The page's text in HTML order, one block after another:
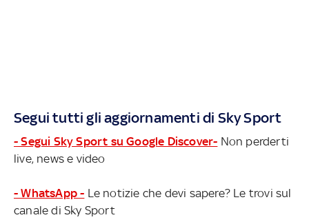
Segui tutti gli aggiornamenti di Sky Sport
- Segui Sky Sport su Google Discover- Non perderti
live, news e video
- WhatsApp - Le notizie che devi sapere? Le trovi sul
canale di Sky Sport